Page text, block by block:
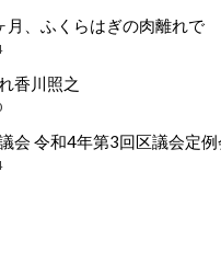
月、ふくらはぎの肉離れで
香川照之
会 令和4年第3回区議会定例